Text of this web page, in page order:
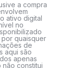
a compra
ativo digital
no
quaisquer
de
aqui são
apenas
não constitui